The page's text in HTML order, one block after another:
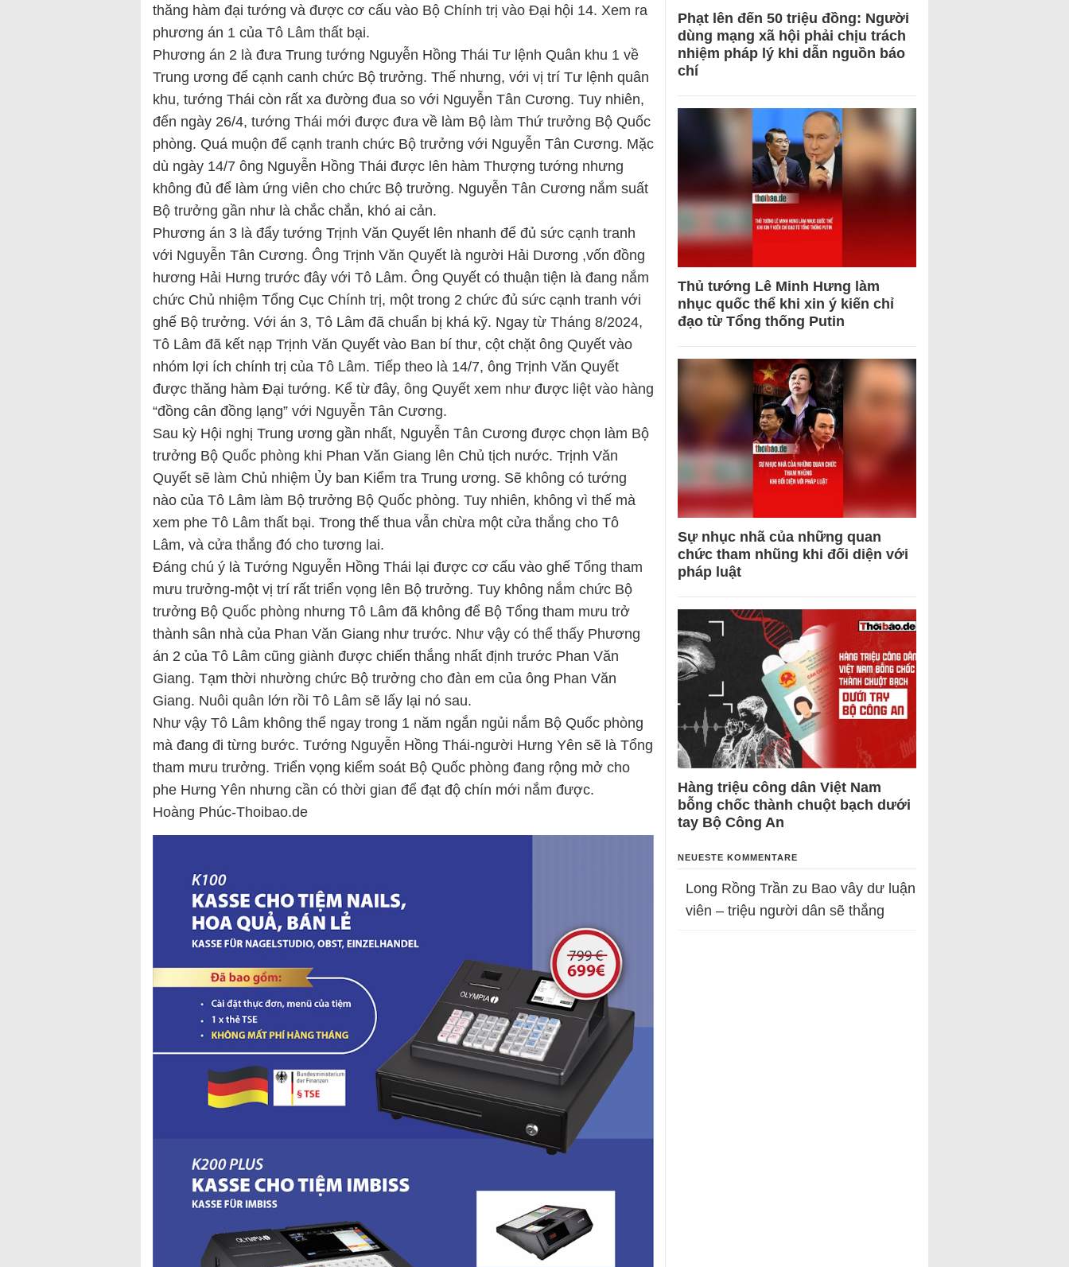
thăng hàm đại tướng và được cơ cấu vào Bộ Chính trị vào Đại hội 14. Xem ra
phương án 1 của Tô Lâm thất bại.
Phương án 2 là đưa Trung tướng Nguyễn Hồng Thái Tư lệnh Quân khu 1 về
Trung ương để cạnh canh chức Bộ trưởng. Thế nhưng, với vị trí Tư lệnh quân
khu, tướng Thái còn rất xa đường đua so với Nguyễn Tân Cương. Tuy nhiên,
đến ngày 26/4, tướng Thái mới được đưa về làm Bộ làm Thứ trưởng Bộ Quốc
phòng. Quá muộn để cạnh tranh chức Bộ trưởng với Nguyễn Tân Cương. Mặc
dù ngày 14/7 ông Nguyễn Hồng Thái được lên hàm Thượng tướng nhưng
không đủ để làm ứng viên cho chức Bộ trưởng. Nguyễn Tân Cương nắm suất
Bộ trưởng gần như là chắc chắn, khó ai cản.
Phương án 3 là đẩy tướng Trịnh Văn Quyết lên nhanh để đủ sức cạnh tranh
với Nguyễn Tân Cương. Ông Trịnh Văn Quyết là người Hải Dương ,vốn đồng
hương Hải Hưng trước đây với Tô Lâm. Ông Quyết có thuận tiện là đang nắm
chức Chủ nhiệm Tổng Cục Chính trị, một trong 2 chức đủ sức cạnh tranh với
ghế Bộ trưởng. Với án 3, Tô Lâm đã chuẩn bị khá kỹ. Ngay từ Tháng 8/2024,
Tô Lâm đã kết nạp Trịnh Văn Quyết vào Ban bí thư, cột chặt ông Quyết vào
nhóm lợi ích chính trị của Tô Lâm. Tiếp theo là 14/7, ông Trịnh Văn Quyết
được thăng hàm Đại tướng. Kể từ đây, ông Quyết xem như được liệt vào hàng
“đồng cân đồng lạng” với Nguyễn Tân Cương.
Sau kỳ Hội nghị Trung ương gần nhất, Nguyễn Tân Cương được chọn làm Bộ
trưởng Bộ Quốc phòng khi Phan Văn Giang lên Chủ tịch nước. Trịnh Văn
Quyết sẽ làm Chủ nhiệm Ủy ban Kiểm tra Trung ương. Sẽ không có tướng
nào của Tô Lâm làm Bộ trưởng Bộ Quốc phòng. Tuy nhiên, không vì thế mà
xem phe Tô Lâm thất bại. Trong thế thua vẫn chừa một cửa thắng cho Tô
Lâm, và cửa thắng đó cho tương lai.
Đáng chú ý là Tướng Nguyễn Hồng Thái lại được cơ cấu vào ghế Tổng tham
mưu trưởng-một vị trí rất triển vọng lên Bộ trưởng. Tuy không nắm chức Bộ
trưởng Bộ Quốc phòng nhưng Tô Lâm đã không để Bộ Tổng tham mưu trở
thành sân nhà của Phan Văn Giang như trước. Như vậy có thể thấy Phương
án 2 của Tô Lâm cũng giành được chiến thắng nhất định trước Phan Văn
Giang. Tạm thời nhường chức Bộ trưởng cho đàn em của ông Phan Văn
Giang. Nuôi quân lớn rồi Tô Lâm sẽ lấy lại nó sau.
Như vậy Tô Lâm không thể ngay trong 1 năm ngắn ngủi nắm Bộ Quốc phòng
mà đang đi từng bước. Tướng Nguyễn Hồng Thái-người Hưng Yên sẽ là Tổng
tham mưu trưởng. Triển vọng kiểm soát Bộ Quốc phòng đang rộng mở cho
phe Hưng Yên nhưng cần có thời gian để đạt độ chín mới nắm được.
Hoàng Phúc-Thoibao.de
Phạt lên đến 50 triệu đồng: Người
dùng mạng xã hội phải chịu trách
nhiệm pháp lý khi dẫn nguồn báo
chí
Thủ tướng Lê Minh Hưng làm
nhục quốc thể khi xin ý kiến chỉ
đạo từ Tổng thống Putin
Sự nhục nhã của những quan
chức tham nhũng khi đối diện với
pháp luật
Hàng triệu công dân Việt Nam
bỗng chốc thành chuột bạch dưới
tay Bộ Công An
NEUESTE KOMMENTARE
Long Rồng Trần zu Bao vây dư luận
viên – triệu người dân sẽ thắng